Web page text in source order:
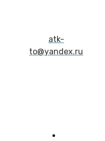
atk-
to@yandex.ru